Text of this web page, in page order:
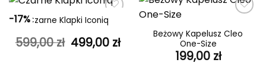
-17%
Dodaj do
Czarne Klapki Iconiq
599,00zł Pierwotna
cena
499,00 złAktualna
ulubionych
Beżowy Kapelusz Cleo
One-Size
199,00 zł